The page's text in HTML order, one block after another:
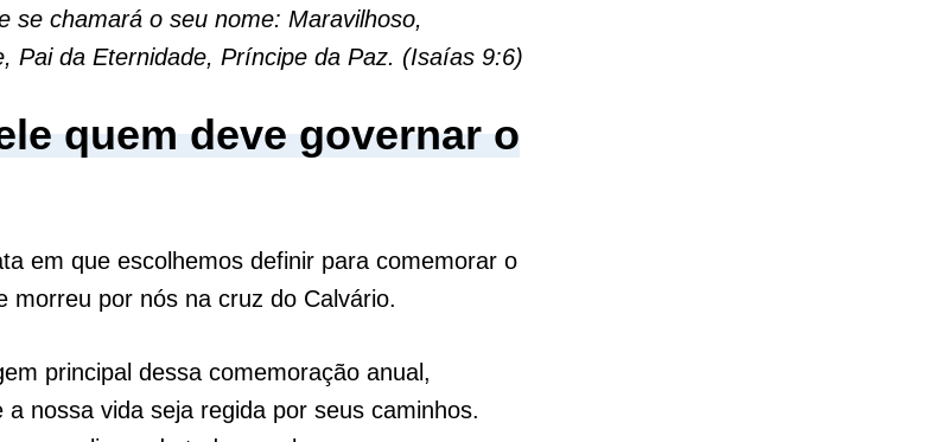
se chamará o seu nome: Maravilhoso,
Pai da Eternidade, Príncipe da Paz. (Isaías 9:6)
quem deve governar o
em que escolhemos definir para comemorar o
morreu por nós na cruz do Calvário.
principal dessa comemoração anual,
nossa vida seja regida por seus caminhos.